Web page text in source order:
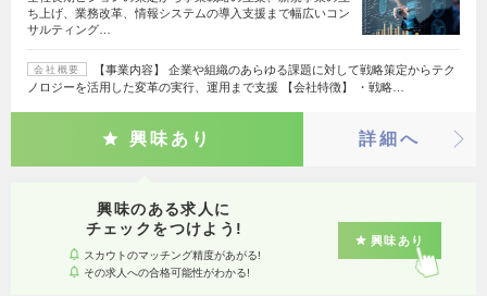
ち上げ、業務改革、情報システムの導入支援まで幅広いコン
サルティング…
会社概要
【事業内容】 企業や組織のあらゆる課題に対して戦略策定からテク
ノロジーを活用した変革の実行、運用まで支援 【会社特徴】 ・戦略…
興味あり 詳細へ
興味のある求人に
チェックをつけよう!
スカウトのマッチング精度があがる!
その求人への合格可能性がわかる!
興味あり